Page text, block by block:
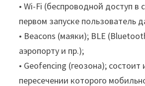
• Wi-Fi (беспроводной доступ в
первом запуске пользователь
• Beacons (маяки); BLE
аэропорту и пр.);
• Geofencing (геозона);
пересечении которого